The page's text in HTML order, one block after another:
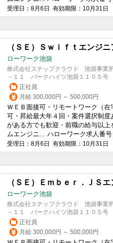
受理日：8月6日 有効期限：10月31日
（ＳＥ）Ｓｗｉｆｔエンジ
ローワーク池袋
株式会社ステップクラウド 池袋事業
－１１ パークハイツ池袋１１０５号
正社員
月給 300,000円 ～ 500,000円
ＷＥＢ面接可・リモートワーク（
可・昇給最大年４回・案件選択制
がある方でも歓迎・前職の給与以
ムエンジニ... ハローワーク求人番号
受理日：8月6日 有効期限：10月31日
（ＳＥ）Ｅｍｂｅｒ．ＪＳ
ローワーク池袋
株式会社ステップクラウド 池袋事業
－１１ パークハイツ池袋１１０５号
正社員
月給 300,000円 ～ 500,000円